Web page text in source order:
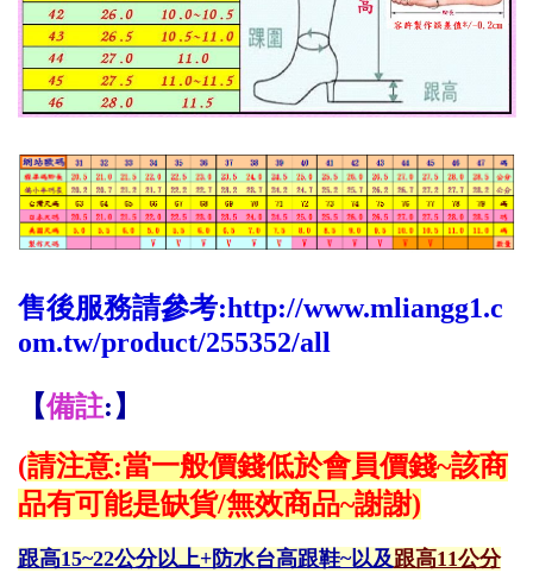
售後服務請參考:http://www.mliangg1.c
om.tw/product/255352/all
【備註:】
(請注意:當一般價錢低於會員價錢~該商
品有可能是缺貨/無效商品~謝謝)
跟高15~22公分以上+防水台高跟鞋~以及跟高11公分